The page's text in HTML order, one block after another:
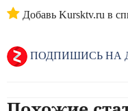
Добавь Kursktv.ru в
ПОДПИШИСЬ НА